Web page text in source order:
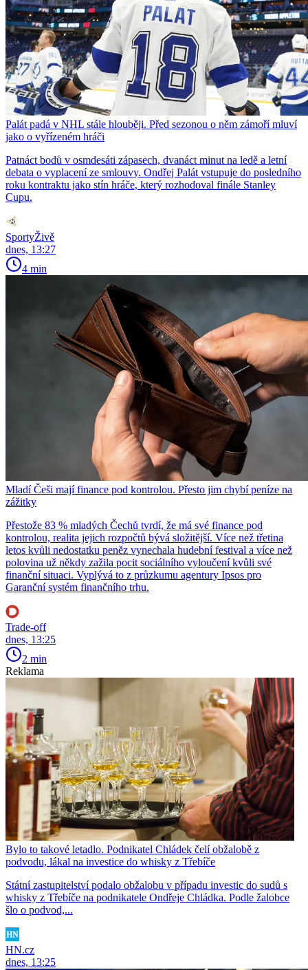
Palát padá v NHL stále hlouběji. Před sezonou o něm zámoří mluví
jako o vyřízeném hráči
Patnáct bodů v osmdesáti zápasech, dvanáct minut na ledě a letní
debata o vyplacení ze smlouvy. Ondřej Palát vstupuje do posledního
roku kontraktu jako stín hráče, který rozhodoval finále Stanley
Cupu.
SportyŽivě
dnes, 13:27
4 min
Mladí Češi mají finance pod kontrolou. Přesto jim chybí peníze na
zážitky
Přestože 83 % mladých Čechů tvrdí, že má své finance pod
kontrolou, realita jejich rozpočtů bývá složitější. Více než třetina
letos kvůli nedostatku peněz vynechala hudební festival a více než
polovina už někdy zažila pocit sociálního vyloučení kvůli své
finanční situaci. Vyplývá to z průzkumu agentury Ipsos pro
Garanční systém finančního trhu.
Trade-off
dnes, 13:25
2 min
Reklama
Bylo to takové letadlo. Podnikatel Chládek čelí obžalobě z
podvodu, lákal na investice do whisky z Třebíče
Státní zastupitelství podalo obžalobu v případu investic do sudů s
whisky z Třebíče na podnikatele Ondřeje Chládka. Podle žalobce
šlo o podvod,...
HN.cz
dnes, 13:25